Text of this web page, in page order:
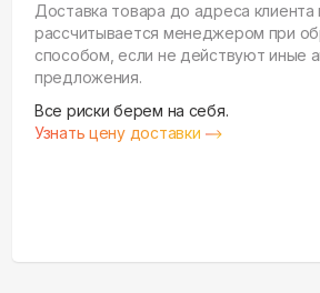
Доставка товара до адреса клиента
рассчитывается менеджером при
способом, если не действуют иные
предложения.
Все риски берем на себя.
Узнать цену доставки